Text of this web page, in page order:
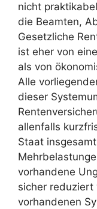
nicht
die Beamten,
Gesetzliche
ist eher von
als von
Alle
dieser
allenfalls
Staat
vorhandene
sicher
vorhandenen